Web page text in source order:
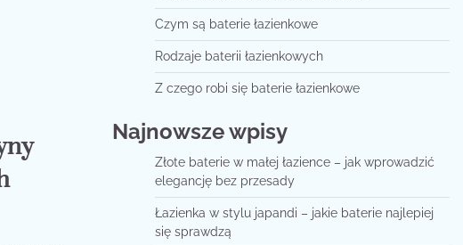
Czym są baterie łazienkowe
Rodzaje baterii łazienkowych
Z czego robi się baterie łazienkowe
Najnowsze wpisy
Złote baterie w małej łazience – jak wprowadzić
elegancję bez przesady
Łazienka w stylu japandi – jakie baterie najlepiej
się sprawdzą